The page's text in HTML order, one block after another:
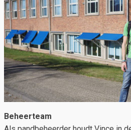
Beheerteam